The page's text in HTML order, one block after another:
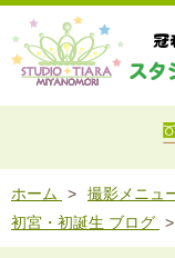
ホーム 撮影メニュ
初宮・初誕生 ブログ